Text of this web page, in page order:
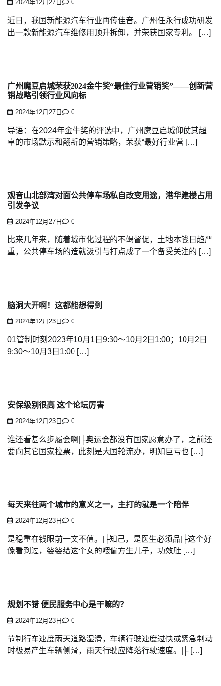
2024年12月27日 0
近日，我国新能源汽车行业再传佳音。广州任永行成功研发
出一款新能源汽车维修用顶升拆卸，并荣获国家专利。 […]
广州魔豆启城荣获2024金牛奖“最佳行业营销奖”——创新营
销战略引领行业风向标
2024年12月27日 0
导语：在2024年金牛奖的评选中，广州魔豆启城仰仗其超
卓的市场默示和翻新的营销策略，荣获“最好行业营 […]
观音山北部湾对面公共停车场私自改变用途，港华建楼占用
引发争议
2024年12月27日 0
比来几年来，随着城市化过程的不竭督促，土地本钱日趋严
重，公共停车场的造就汲引与打点成了一个备受关注的 […]
脑洞大开啊！这都能想得到
2024年12月23日 0
01管制时刻2023年10月1日9:30～10月2日1:00；10月2日
9:30～10月3日1:00 […]
安保级别很高 这个论坛厉害
2024年12月23日 0
谁还看甚么步履会啊|├奥运会都没有国家愿意办了，之前还
要向其它国家拉票，此刻是大国轮流办，明知巨亏也 […]
每天来往两个城市的意义之一，主打的就是一个陪伴
2024年12月23日 0
是稳重在钱眼前一文不值。|├知己，是医生必须品|├这个好
像看到过，婆婆给这个女的喂偏方生儿子，功效肚 […]
规划不错 便民服务中心是干嘛的？
2024年12月23日 0
节制行车速度雨天道路湿滑，车辆行驶速度过快或紧急制动
时极易产生车辆侧滑，雨天行驶应降落行驶速度。|├ […]